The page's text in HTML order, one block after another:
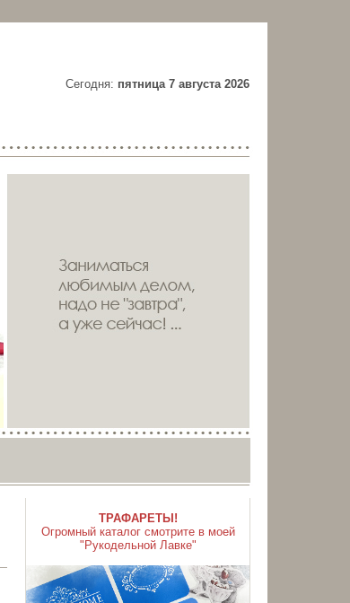
Cегодня: пятница 7 августа 2026
ТРАФАРЕТЫ!
Огромный каталог смотрите в моей
"Рукодельной Лавке"